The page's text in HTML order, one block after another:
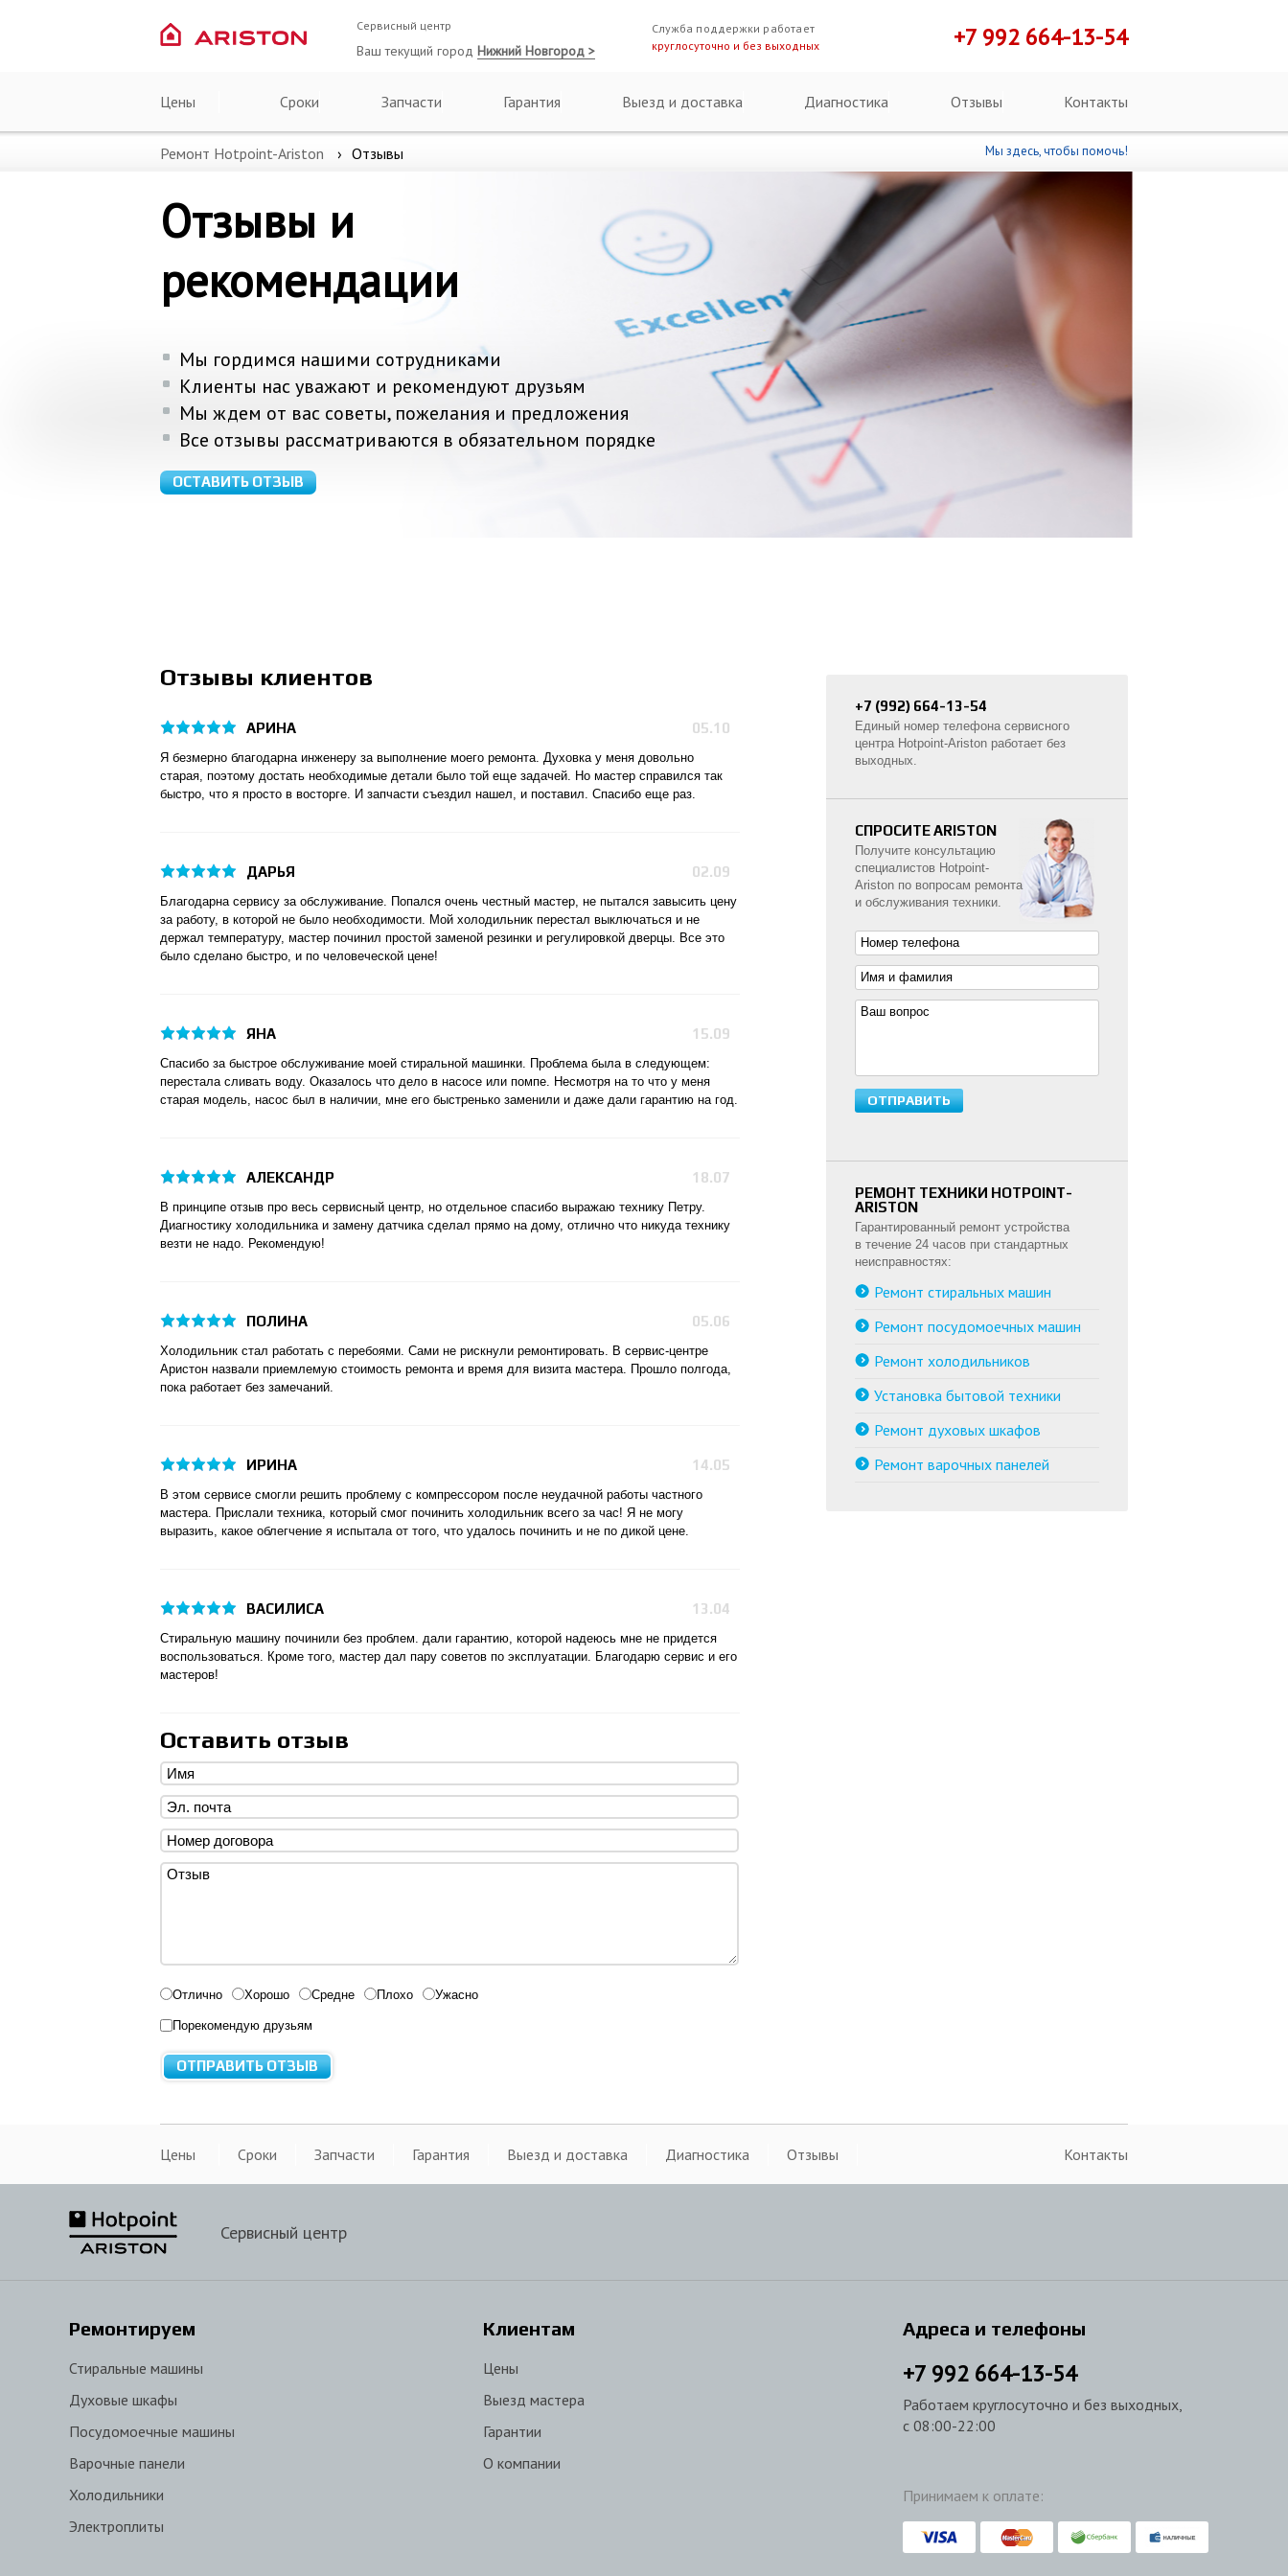
Сервисный центр
Ваш текущий город Нижний Новгород >
Служба поддержки работает
круглосуточно и без выходных
+7 992 664-13-54
Цены Сроки Запчасти Гарантия Выезд и доставка Диагностика Отзывы Контакты
Ремонт Hotpoint-Ariston Отзывы Мы здесь, чтобы помочь!
Отзывы и
рекомендации
Мы гордимся нашими сотрудниками
Клиенты нас уважают и рекомендуют друзьям
Мы ждем от вас советы, пожелания и предложения
Все отзывы рассматриваются в обязательном порядке
ОСТАВИТЬ ОТЗЫВ
Отзывы клиентов
АРИНА 05.10
Я безмерно благодарна инженеру за выполнение моего ремонта. Духовка у меня довольно
старая, поэтому достать необходимые детали было той еще задачей. Но мастер справился так
быстро, что я просто в восторге. И запчасти съездил нашел, и поставил. Спасибо еще раз.
ДАРЬЯ 02.09
Благодарна сервису за обслуживание. Попался очень честный мастер, не пытался завысить цену
за работу, в которой не было необходимости. Мой холодильник перестал выключаться и не
держал температуру, мастер починил простой заменой резинки и регулировкой дверцы. Все это
было сделано быстро, и по человеческой цене!
ЯНА 15.09
Спасибо за быстрое обслуживание моей стиральной машинки. Проблема была в следующем:
перестала сливать воду. Оказалось что дело в насосе или помпе. Несмотря на то что у меня
старая модель, насос был в наличии, мне его быстренько заменили и даже дали гарантию на год.
АЛЕКСАНДР 18.07
В принципе отзыв про весь сервисный центр, но отдельное спасибо выражаю технику Петру.
Диагностику холодильника и замену датчика сделал прямо на дому, отлично что никуда технику
везти не надо. Рекомендую!
ПОЛИНА 05.06
Холодильник стал работать с перебоями. Сами не рискнули ремонтировать. В сервис-центре
Аристон назвали приемлемую стоимость ремонта и время для визита мастера. Прошло полгода,
пока работает без замечаний.
ИРИНА 14.05
В этом сервисе смогли решить проблему с компрессором после неудачной работы частного
мастера. Прислали техника, который смог починить холодильник всего за час! Я не могу
выразить, какое облегчение я испытала от того, что удалось починить и не по дикой цене.
ВАСИЛИСА 13.04
Стиральную машину починили без проблем. дали гарантию, которой надеюсь мне не придется
воспользоваться. Кроме того, мастер дал пару советов по эксплуатации. Благодарю сервис и его
мастеров!
Оставить отзыв
Отлично Хорошо Средне Плохо Ужасно
Порекомендую друзьям
+7 (992) 664-13-54
Единый номер телефона сервисного
центра Hotpoint-Ariston работает без
выходных.
СПРОСИТЕ ARISTON
Получите консультацию
специалистов Hotpoint-
Ariston по вопросам ремонта
и обслуживания техники.
РЕМОНТ ТЕХНИКИ HOTPOINT-
ARISTON
Гарантированный ремонт устройства
в течение 24 часов при стандартных
неисправностях:
Ремонт стиральных машин
Ремонт посудомоечных машин
Ремонт холодильников
Установка бытовой техники
Ремонт духовых шкафов
Ремонт варочных панелей
Цены Сроки Запчасти Гарантия Выезд и доставка Диагностика Отзывы Контакты
Сервисный центр
Ремонтируем
Стиральные машины
Духовые шкафы
Посудомоечные машины
Варочные панели
Холодильники
Электроплиты
Клиентам
Цены
Выезд мастера
Гарантии
О компании
Адреса и телефоны
+7 992 664-13-54
Работаем круглосуточно и без выходных,
с 08:00-22:00
Принимаем к оплате: